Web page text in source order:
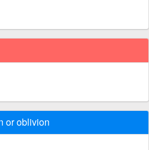
or oblivion